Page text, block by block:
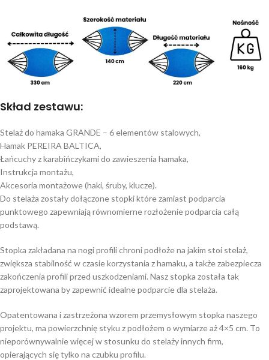
Skład zestawu:
Stelaż do hamaka GRANDE – 6 elementów stalowych,
Hamak PEREIRA BALTICA,
Łańcuchy z karabińczykami do zawieszenia hamaka,
Instrukcja montażu,
Akcesoria montażowe (haki, śruby, klucze).
Do stelaża zostały dołączone stopki które zamiast podparcia
punktowego zapewniają równomierne rozłożenie podparcia całą
podstawą.
Stopka zakładana na nogi profili chroni podłoże na jakim stoi stelaż,
zwiększa stabilność w czasie korzystania z hamaku, a także zabezpiecza
zakończenia profili przed uszkodzeniami. Nasz stopka została tak
zaprojektowana by zapewnić idealne podparcie dla stelaża.
Opatentowana i zastrzeżona wzorem przemysłowym stopka naszego
projektu, ma powierzchnię styku z podłożem o wymiarze aż 4×5 cm. To
nieporównywalnie więcej w stosunku do stelaży innych firm,
opierających się tylko na czubku profilu.